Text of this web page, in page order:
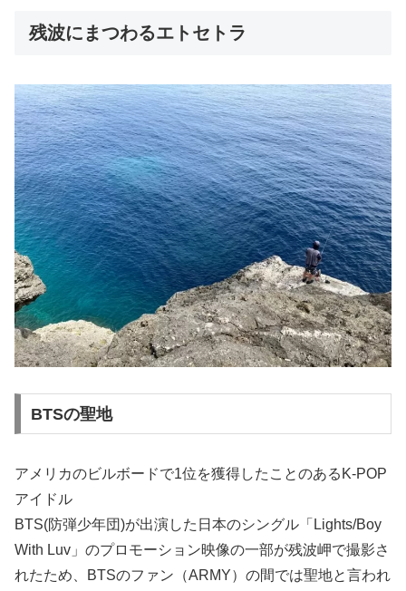
残波にまつわるエトセトラ
BTSの聖地
アメリカのビルボードで1位を獲得したことのあるK-POP
アイドル
BTS(防弾少年団)が出演した日本のシングル「Lights/Boy
With Luv」のプロモーション映像の一部が残波岬で撮影さ
れたため、BTSのファン（ARMY）の間では聖地と言われ